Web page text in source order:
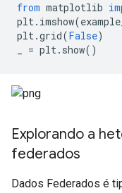
from matplotlib
plt. imshow(
plt.grid(False)
= plt. show()
Explorando a
federados
Dados Federados é